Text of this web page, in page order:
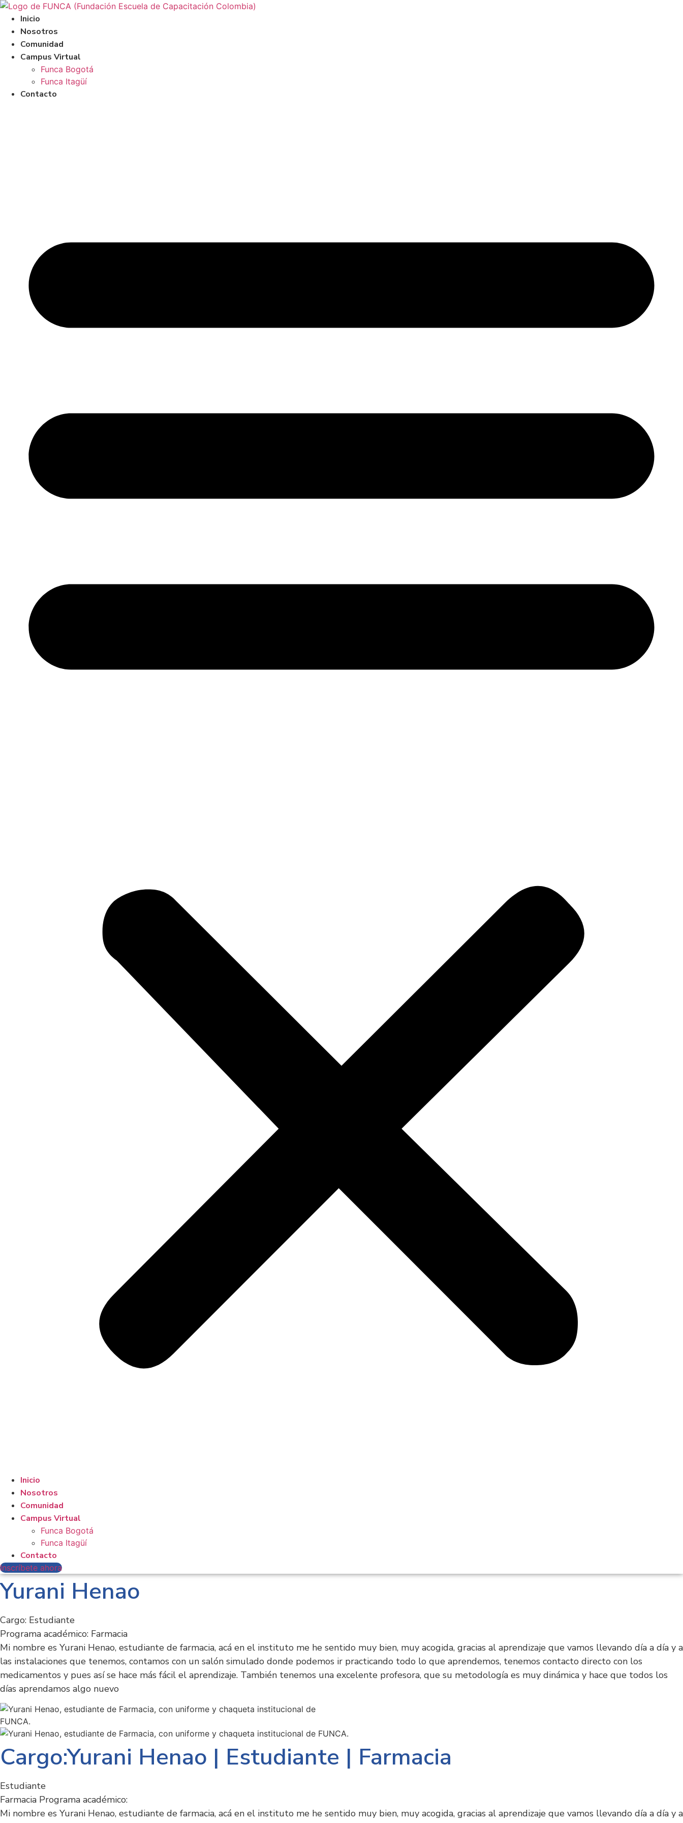
Ir
contenido
Inicio
Nosotros
Comunidad
Campus Virtual
Funca Bogotá
Funca Itagüí
Contacto
Inicio
Nosotros
Comunidad
Campus Virtual
Funca Bogotá
Funca Itagüí
Contacto
Inscríbete ahora
Yurani Henao
Cargo: Estudiante
Programa académico: Farmacia
Mi nombre es Yurani Henao, estudiante de farmacia, acá en el instituto me he sentido muy bien, muy acogida, gracias al aprendizaje que vamos llevando día a día y a
las instalaciones que tenemos, contamos con un salón simulado donde podemos ir practicando todo lo que aprendemos, tenemos contacto directo con los
medicamentos y pues así se hace más fácil el aprendizaje. También tenemos una excelente profesora, que su metodología es muy dinámica y hace que todos los
días aprendamos algo nuevo
Cargo:Yurani Henao | Estudiante | Farmacia
Estudiante
Farmacia Programa académico:
Mi nombre es Yurani Henao, estudiante de farmacia, acá en el instituto me he sentido muy bien, muy acogida, gracias al aprendizaje que vamos llevando día a día y a